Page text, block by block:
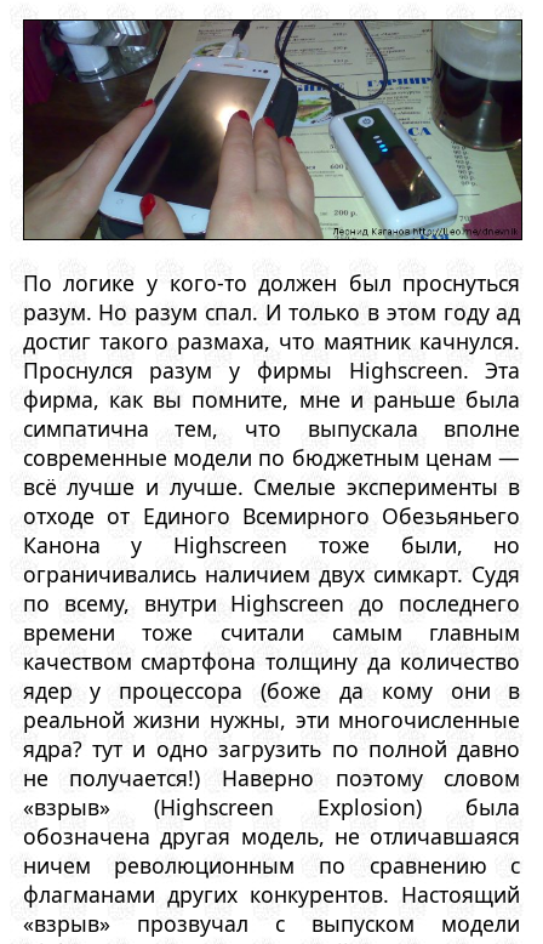
По логике у кого-то должен был проснуться
разум. Но разум спал. И только в этом году ад
достиг такого размаха, что маятник качнулся.
Проснулся разум у фирмы Highscreen. Эта
фирма, как вы помните, мне и раньше была
симпатична тем, что выпускала вполне
современные модели по бюджетным ценам —
всё лучше и лучше. Смелые эксперименты в
отходе от Единого Всемирного Обезьяньего
Канона у Highscreen тоже были, но
ограничивались наличием двух симкарт. Судя
по всему, внутри Highscreen до последнего
времени тоже считали самым главным
качеством смартфона толщину да количество
ядер у процессора (боже да кому они в
реальной жизни нужны, эти многочисленные
ядра? тут и одно загрузить по полной давно
не получается!) Наверно поэтому словом
«взрыв» (Highscreen Explosion) была
обозначена другая модель, не отличавшаяся
ничем революционным по сравнению с
флагманами других конкурентов. Настоящий
«взрыв» прозвучал с выпуском модели